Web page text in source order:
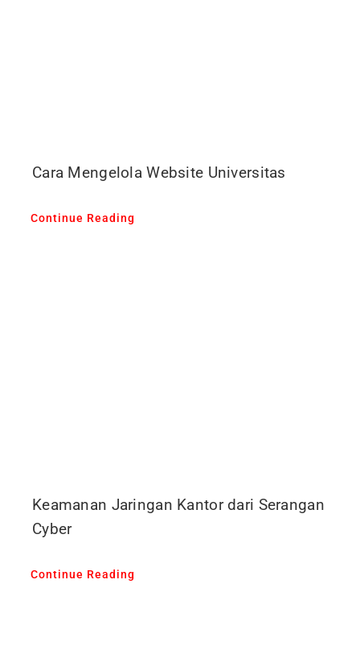
Cara Mengelola Website Universitas
Continue Reading
Keamanan Jaringan Kantor dari Serangan
Cyber
Continue Reading